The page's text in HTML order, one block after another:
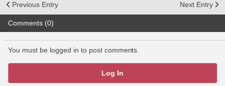
Previous Entry Next Entry
Comments (0)
You must be logged in to post comments.
Log In